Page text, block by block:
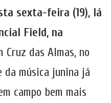
sexta-feira (19), lá
Field, na
Cruz das Almas, no
da música junina já
campo bem mais